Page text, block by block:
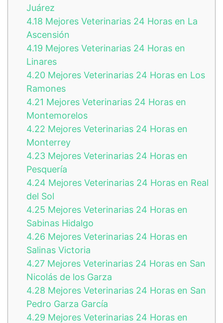
Juárez
4.18 Mejores Veterinarias 24 Horas en La
Ascensión
4.19 Mejores Veterinarias 24 Horas en
Linares
4.20 Mejores Veterinarias 24 Horas en Los
Ramones
4.21 Mejores Veterinarias 24 Horas en
Montemorelos
4.22 Mejores Veterinarias 24 Horas en
Monterrey
4.23 Mejores Veterinarias 24 Horas en
Pesquería
4.24 Mejores Veterinarias 24 Horas en Real
del Sol
4.25 Mejores Veterinarias 24 Horas en
Sabinas Hidalgo
4.26 Mejores Veterinarias 24 Horas en
Salinas Victoria
4.27 Mejores Veterinarias 24 Horas en San
Nicolás de los Garza
4.28 Mejores Veterinarias 24 Horas en San
Pedro Garza García
4.29 Mejores Veterinarias 24 Horas en